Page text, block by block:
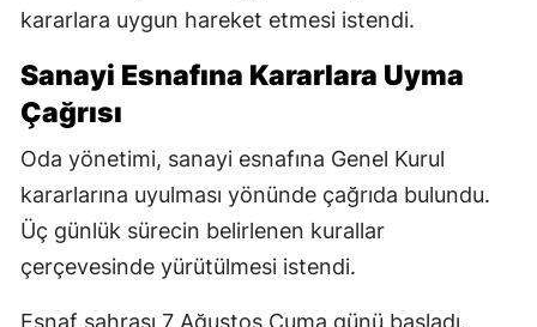
kararlara uygun hareket etmesi istendi.
Sanayi Esnafına Kararlara Uyma
Çağrısı
Oda yönetimi, sanayi esnafına Genel Kurul
kararlarına uyulması yönünde çağrıda bulundu.
Üç günlük sürecin belirlenen kurallar
çerçevesinde yürütülmesi istendi.
Esnaf sahrası 7 Ağustos Cuma günü başladı.